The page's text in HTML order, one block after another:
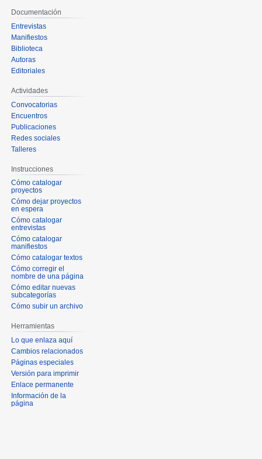
Documentación
Entrevistas
Manifiestos
Biblioteca
Autoras
Editoriales
Actividades
Convocatorias
Encuentros
Publicaciones
Redes sociales
Talleres
Instrucciones
Cómo catalogar
proyectos
Cómo dejar proyectos
en espera
Cómo catalogar
entrevistas
Cómo catalogar
manifiestos
Cómo catalogar textos
Cómo corregir el
nombre de una página
Cómo editar nuevas
subcategorías
Cómo subir un archivo
Herramientas
Lo que enlaza aquí
Cambios relacionados
Páginas especiales
Versión para imprimir
Enlace permanente
Información de la
página